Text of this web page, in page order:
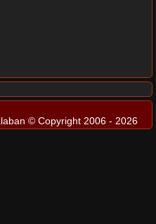
© Copyright 2006 - 2026